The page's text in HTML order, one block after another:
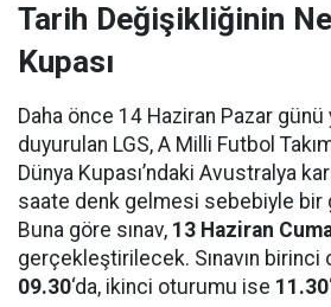
Tarih Değişikliğinin
Kupası
Daha önce 14 Haziran Pazar günü
duyurulan LGS, A Milli Futbol
Dünya Kupası’ndaki Avustralya
saate denk gelmesi sebebiyle bir
Buna göre sınav, 13 Haziran
gerçekleştirilecek. Sınavın
09.30‘da, ikinci oturumu ise 11.30